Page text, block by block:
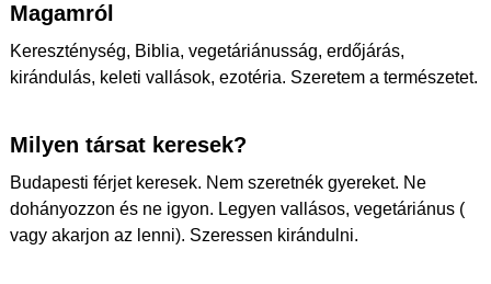
Magamról
Kereszténység, Biblia, vegetáriánusság, erdőjárás,
kirándulás, keleti vallások, ezotéria. Szeretem a természetet.
Milyen társat keresek?
Budapesti férjet keresek. Nem szeretnék gyereket. Ne
dohányozzon és ne igyon. Legyen vallásos, vegetáriánus (
vagy akarjon az lenni). Szeressen kirándulni.